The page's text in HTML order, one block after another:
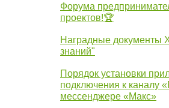
Форума
проектов!🏆
Наградные документы
знаний"
Порядок установки
подключения к каналу
мессенджере «Макс»